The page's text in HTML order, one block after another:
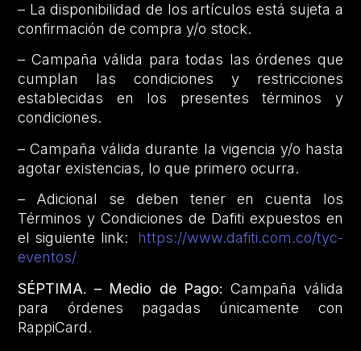
– La disponibilidad de los artículos está sujeta a
confirmación de compra y/o stock.
– Campaña válida para todas las órdenes que
cumplan las condiciones y restricciones
establecidas en los presentes términos y
condiciones.
– Campaña válida durante la vigencia y/o hasta
agotar existencias, lo que primero ocurra.
– Adicional se deben tener en cuenta los
Términos y Condiciones de Dafiti expuestos en
el siguiente link: https://www.dafiti.com.co/tyc-
eventos/
SÉPTIMA. – Medio de Pago: Campaña válida
para órdenes pagadas únicamente con
RappiCard.